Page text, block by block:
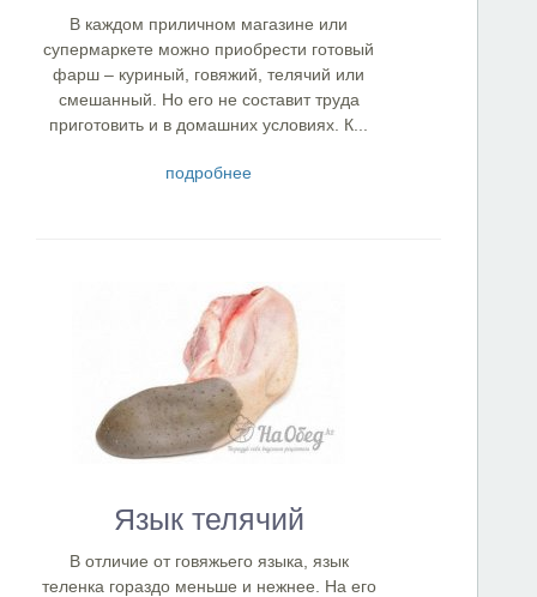
В каждом приличном магазине или
супермаркете можно приобрести готовый
фарш – куриный, говяжий, телячий или
смешанный. Но его не составит труда
приготовить и в домашних условиях. К...
подробнее
Язык телячий
В отличие от говяжьего языка, язык
теленка гораздо меньше и нежнее. На его